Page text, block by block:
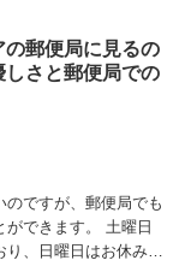
の郵便局に見るの
しさと郵便局での
ですが、郵便局でも
ができます。 土曜日
、日曜日はお休み、